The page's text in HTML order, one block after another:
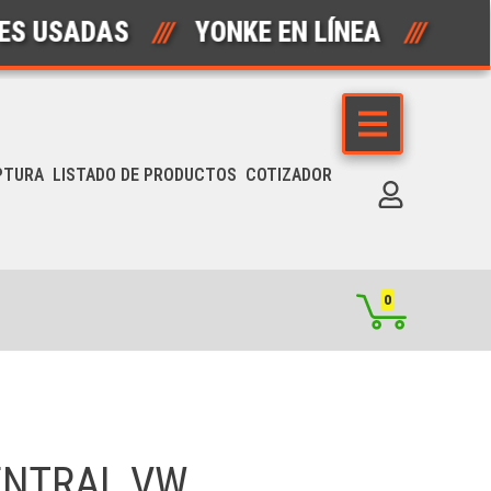
/// YONKE EN LÍNEA ///
LISTADO DE PRODUCTOS COTIZADOR
0